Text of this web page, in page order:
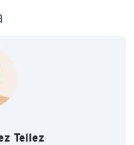
Tellez